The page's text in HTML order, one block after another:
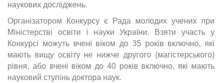
наукових досліджень.
Організатором Конкурсу є Рада молодих учених при
Міністерстві освіти і науки України. Взяти участь у
Конкурсі можуть вчені віком до 35 років включно, які
мають вищу освіту не нижче другого (магістерського)
рівня, або вчені віком до 40 років включно, які мають
науковий ступінь доктора наук.